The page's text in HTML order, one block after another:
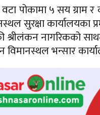
पोकामा ५ सय ग्राम
सुरक्षा
नागरिकको
भन्सार